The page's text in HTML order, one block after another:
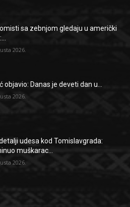
sa zebnjom gledaju u američki
2026.
objavio: Danas je deveti dan u...
2026.
udesa kod Tomislavgrada:
muškarac...
2026.